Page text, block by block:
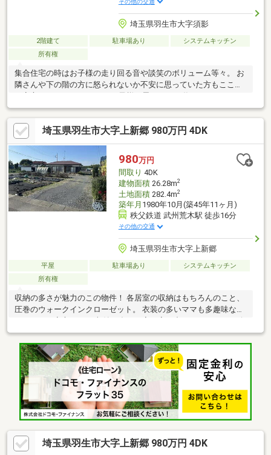
その他の交通
埼玉県羽生市大字須影
2階建て 駐車場あり
システムキッチン
所有権
集合住宅の時はお子様の走り回る音や談笑のボリューム等々。 お
隣さんや下の階の方に怒られないか不安に思っていた方もここな
か？【弊社では以下の５つをお客様にお約束いたします】1.物件
の善し悪しは全て正直にお話しします。2.無理な売り込みや契約
の催促、突然の訪問等、しつこい営業は一切行いません。3.契約
したら終わりではなくお引き渡し後、お引越し後もお客様のパー
トナーであること。4.ウソやおとり広告は一切使いません。(デー
タ更新は迅速に行います。）5.お客様の個人情報は細心の注意を
払って取り扱いします。
埼玉県羽生市大字上新郷 980万円 4DK
980万円
間取り 4DK
建物面積26.28m2
土地面積282.4m2
築年月 1980年10月(築45年11ヶ月)
秩父鉄道 武州荒木駅 徒歩16分
その他の交通
埼玉県羽生市大字上新郷
平屋 駐車場あり
システムキッチン
所有権
収納の多さが魅力のこの物件！ 各居室の収納はもちろんのこと、
圧巻のウォークインクローゼット。 衣装の多いママも多趣味なパ
麗♪【弊社では以下の５つをお客様にお約束いたします】1.物件の
善し悪しは全て正直にお話しします。2.無理な売り込みや契約の
催促、突然の訪問等、しつこい営業は一切行いません。3.契約し
たら終わりではなくお引き渡し後、お引越し後もお客様のパート
ナーであること。4.ウソやおとり広告は一切使いません。(データ
更新は迅速に行います。）5.お客様の個人情報は細心の注意を払
って取り扱いします。
埼玉県羽生市大字上新郷 980万円 4DK